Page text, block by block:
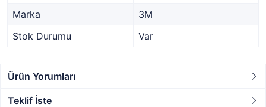
Marka
3M
Stok Durumu
Var
Ürün Yorumları
Teklif İste